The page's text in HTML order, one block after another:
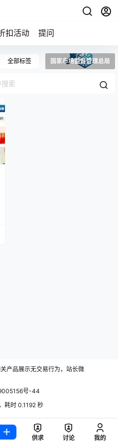
扣活动 提问
全部标签 国家市场监督管理总局
产品展示无交易行为，站长微
号-44
耗时 0.1192 秒
供求 讨论 我的